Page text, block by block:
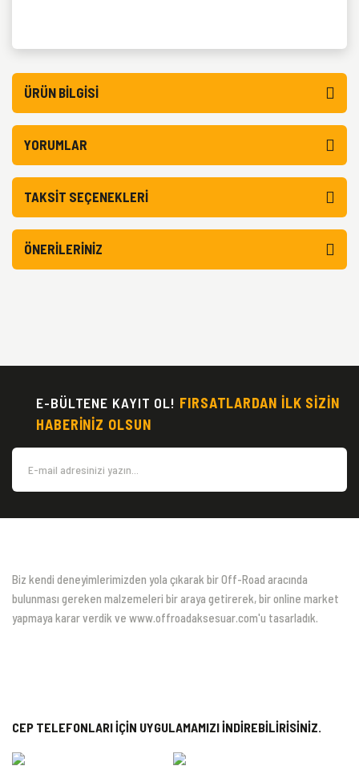
ÜRÜN BILGISI
YORUMLAR
TAKSIT SEÇENEKLERI
ÖNERILERINIZ
E-BÜLTENE KAYIT OL! FIRSATLARDAN İLK SİZİN
HABERİNİZ OLSUN
Biz kendi deneyimlerimizden yola çıkarak bir Off-Road aracında
bulunması gereken malzemeleri bir araya getirerek, bir online market
yapmaya karar verdik ve www.offroadaksesuar.com'u tasarladık.
CEP TELEFONLARI İÇİN UYGULAMAMIZI İNDİREBİLİRİSİNİZ.